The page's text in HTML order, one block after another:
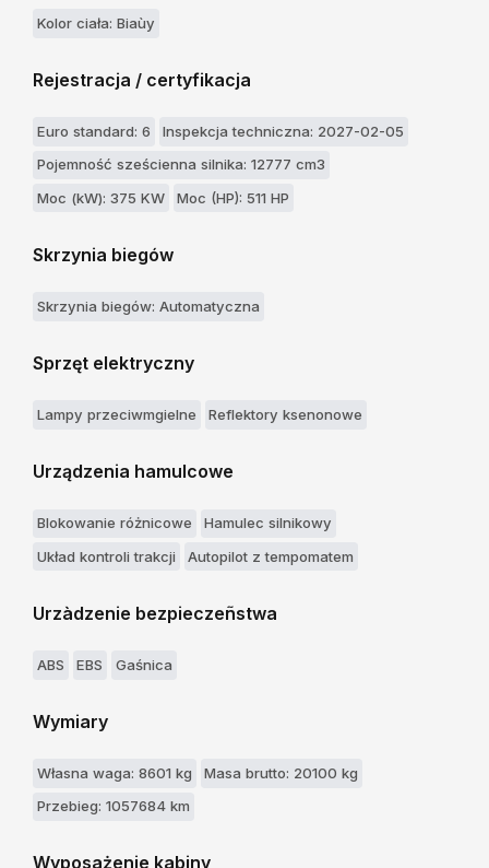
Kolor ciała: Biaùy
Rejestracja / certyfikacja
Euro standard: 6
Inspekcja techniczna: 2027-02-05
Pojemność sześcienna silnika: 12777 cm3
Moc (kW): 375 KW
Moc (HP): 511 HP
Skrzynia biegów
Skrzynia biegów: Automatyczna
Sprzęt elektryczny
Lampy przeciwmgielne Reflektory ksenonowe
Urządzenia hamulcowe
Blokowanie różnicowe
Hamulec silnikowy
Układ kontroli trakcji
Autopilot z tempomatem
Urzàdzenie bezpieczeñstwa
ABS EBS Gaśnica
Wymiary
Własna waga: 8601 kg
Masa brutto: 20100 kg
Przebieg: 1057684 km
Wyposażenie kabiny